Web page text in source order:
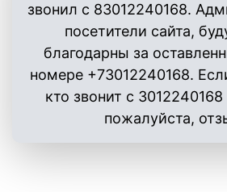
звонил с 83012240168.
посетители сайта,
благодарны за
номере +73012240168.
кто звонит с 3012240168
пожалуйста,